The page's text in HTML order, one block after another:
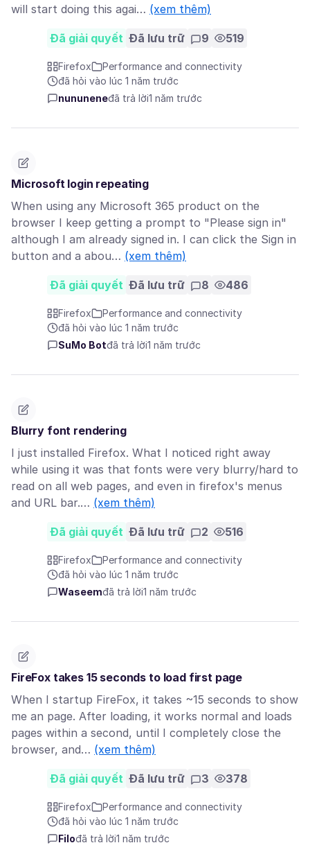
will start doing this agai… (xem thêm)
Đã giải quyết Đã lưu trữ 9 519
Firefox
Performance and connectivity
đã hỏi vào lúc 1 năm trước
nununeneđã trả lời1 năm trước
Microsoft login repeating
When using any Microsoft 365 product on the
browser I keep getting a prompt to "Please sign in"
although I am already signed in. I can click the Sign in
button and a abou… (xem thêm)
Đã giải quyết Đã lưu trữ 8 486
Firefox
Performance and connectivity
đã hỏi vào lúc 1 năm trước
SuMo Botđã trả lời1 năm trước
Blurry font rendering
I just installed Firefox. What I noticed right away
while using it was that fonts were very blurry/hard to
read on all web pages, and even in firefox's menus
and URL bar.… (xem thêm)
Đã giải quyết Đã lưu trữ 2 516
Firefox
Performance and connectivity
đã hỏi vào lúc 1 năm trước
Waseemđã trả lời1 năm trước
FireFox takes 15 seconds to load first page
When I startup FireFox, it takes ~15 seconds to show
me an page. After loading, it works normal and loads
pages within a second, until I completely close the
browser, and… (xem thêm)
Đã giải quyết Đã lưu trữ 3 378
Firefox
Performance and connectivity
đã hỏi vào lúc 1 năm trước
Filođã trả lời1 năm trước